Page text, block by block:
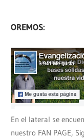
OREMOS:
En el lateral se
nuestro FAN PAGE,